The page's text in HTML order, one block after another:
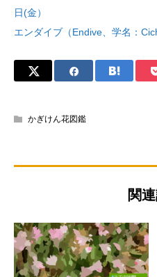
日(金）
エンダイブ（Endive、学名：
かぎけん花図鑑
関